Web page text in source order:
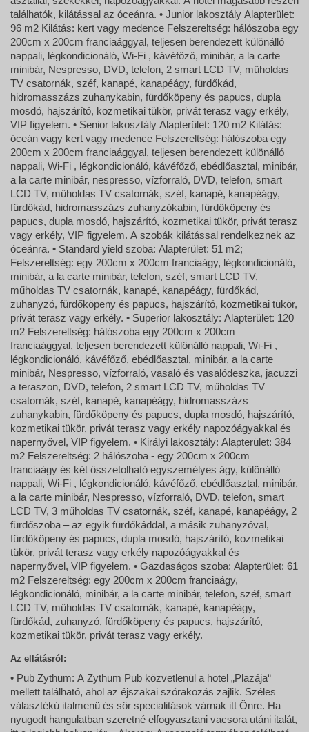
találhatók, kilátással az óceánra. • Junior lakosztály Alapterület:
96 m2 Kilátás: kert vagy medence Felszereltség: hálószoba egy
200cm x 200cm franciaággyal, teljesen berendezett különálló
nappali, légkondicionáló, Wi-Fi , kávéfőző, minibár, a la carte
minibár, Nespresso, DVD, telefon, 2 smart LCD TV, műholdas
TV csatornák, széf, kanapé, kanapéágy, fürdőkád,
hidromasszázs zuhanykabin, fürdőköpeny és papucs, dupla
mosdó, hajszárító, kozmetikai tükör, privát terasz vagy erkély,
VIP figyelem. • Senior lakosztály Alapterület: 120 m2 Kilátás:
óceán vagy kert vagy medence Felszereltség: hálószoba egy
200cm x 200cm franciaággyal, teljesen berendezett különálló
nappali, Wi-Fi , légkondicionáló, kávéfőző, ebédlőasztal, minibár,
a la carte minibár, nespresso, vízforraló, DVD, telefon, smart
LCD TV, műholdas TV csatornák, széf, kanapé, kanapéágy,
fürdőkád, hidromasszázs zuhanyzókabin, fürdőköpeny és
papucs, dupla mosdó, hajszárító, kozmetikai tükör, privát terasz
vagy erkély, VIP figyelem. A szobák kilátással rendelkeznek az
óceánra. • Standard yield szoba: Alapterület: 51 m2;
Felszereltség: egy 200cm x 200cm franciaágy, légkondicionáló,
minibár, a la carte minibár, telefon, széf, smart LCD TV,
műholdas TV csatornák, kanapé, kanapéágy, fürdőkád,
zuhanyzó, fürdőköpeny és papucs, hajszárító, kozmetikai tükör,
privát terasz vagy erkély. • Superior lakosztály: Alapterület: 120
m2 Felszereltség: hálószoba egy 200cm x 200cm
franciaággyal, teljesen berendezett különálló nappali, Wi-Fi ,
légkondicionáló, kávéfőző, ebédlőasztal, minibár, a la carte
minibár, Nespresso, vízforraló, vasaló és vasalódeszka, jacuzzi
a teraszon, DVD, telefon, 2 smart LCD TV, műholdas TV
csatornák, széf, kanapé, kanapéágy, hidromasszázs
zuhanykabin, fürdőköpeny és papucs, dupla mosdó, hajszárító,
kozmetikai tükör, privát terasz vagy erkély napozóágyakkal és
napernyővel, VIP figyelem. • Királyi lakosztály: Alapterület: 384
m2 Felszereltség: 2 hálószoba - egy 200cm x 200cm
franciaágy és két összetolható egyszemélyes ágy, különálló
nappali, Wi-Fi , légkondicionáló, kávéfőző, ebédlőasztal, minibár,
a la carte minibár, Nespresso, vízforraló, DVD, telefon, smart
LCD TV, 3 műholdas TV csatornák, széf, kanapé, kanapéágy, 2
fürdőszoba – az egyik fürdőkáddal, a másik zuhanyzóval,
fürdőköpeny és papucs, dupla mosdó, hajszárító, kozmetikai
tükör, privát terasz vagy erkély napozóágyakkal és
napernyővel, VIP figyelem. • Gazdaságos szoba: Alapterület: 61
m2 Felszereltség: egy 200cm x 200cm franciaágy,
légkondicionáló, minibár, a la carte minibár, telefon, széf, smart
LCD TV, műholdas TV csatornák, kanapé, kanapéágy,
fürdőkád, zuhanyzó, fürdőköpeny és papucs, hajszárító,
kozmetikai tükör, privát terasz vagy erkély.
Az ellátásról:
• Pub Zythum: A Zythum Pub közvetlenül a hotel „Plazája“
mellett található, ahol az éjszakai szórakozás zajlik. Széles
választékú italmenü és sör specialitások várnak itt Önre. Ha
nyugodt hangulatban szeretné elfogyasztani vacsora utáni italát,